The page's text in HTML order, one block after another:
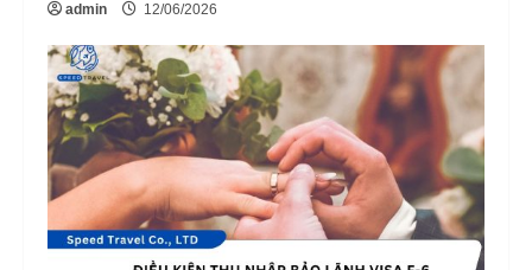
admin 12/06/2026